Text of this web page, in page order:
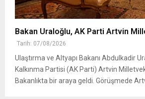
Bakan Uraloğlu, AK Parti Artvin
Tarih: 07/08/2026
Ulaştırma ve Altyapı Bakanı Abdulkadir
Kalkınma Partisi (AK Parti) Artvin
Bakanlıkta bir araya geldi. Görüşmede